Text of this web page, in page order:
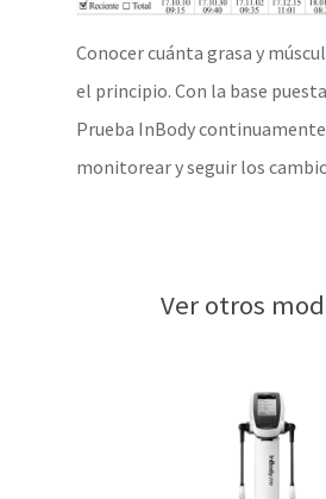
Conocer cuánta grasa y
el principio. Con la base
Prueba InBody
monitorear y seguir los
Ver otros